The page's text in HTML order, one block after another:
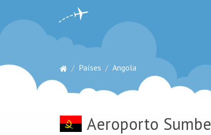
Países Angola
Aeroporto Sumbe